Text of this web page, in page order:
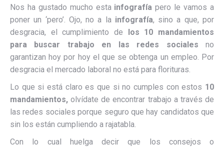
Nos ha gustado mucho esta infografía pero le vamos a
poner un ‘pero’. Ojo, no a la infografía, sino a que, por
desgracia, el cumplimiento de los 10 mandamientos
para buscar trabajo en las redes sociales no
garantizan hoy por hoy el que se obtenga un empleo. Por
desgracia el mercado laboral no está para florituras.
Lo que si está claro es que si no cumples con estos 10
mandamientos, olvídate de encontrar trabajo a través de
las redes sociales porque seguro que hay candidatos que
sin los están cumpliendo a rajatabla.
Con lo cual huelga decir que los consejos o